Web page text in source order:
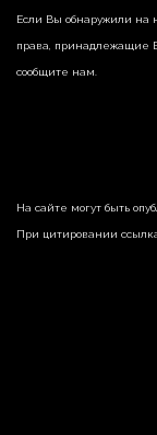
Если Вы обнаружили на
права, принадлежащие
сообщите нам.
На сайте могут быть
При цитировании